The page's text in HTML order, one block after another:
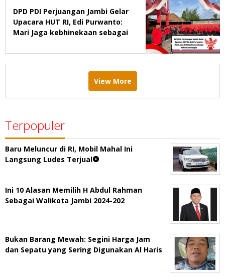
DPD PDI Perjuangan Jambi Gelar
Upacara HUT RI, Edi Purwanto:
Mari Jaga kebhinekaan sebagai
View More
Terpopuler
Baru Meluncur di RI, Mobil Mahal Ini
Langsung Ludes Terjual
Ini 10 Alasan Memilih H Abdul Rahman
Sebagai Walikota Jambi 2024-202
Bukan Barang Mewah: Segini Harga Jam
dan Sepatu yang Sering Digunakan Al Haris